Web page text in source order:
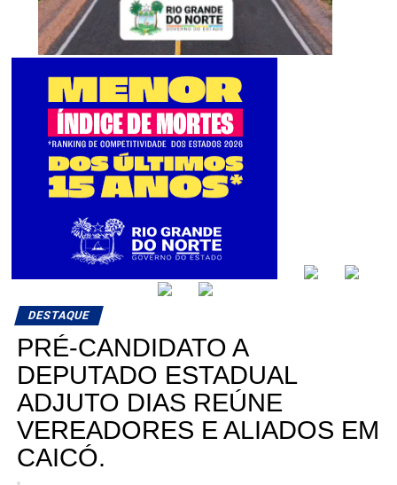
DESTAQUE
PRÉ-CANDIDATO A
DEPUTADO ESTADUAL
ADJUTO DIAS REÚNE
VEREADORES E ALIADOS EM
CAICÓ.